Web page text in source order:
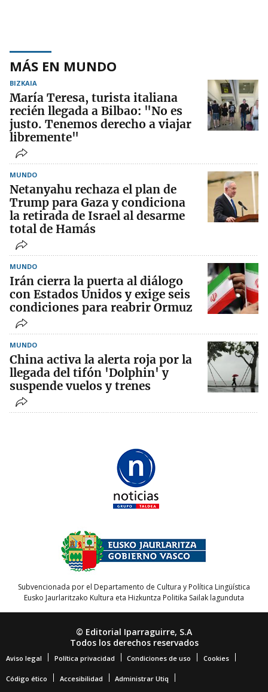
MÁS EN MUNDO
BIZKAIA
María Teresa, turista italiana
recién llegada a Bilbao: "No es
justo. Tenemos derecho a viajar
libremente"
MUNDO
Netanyahu rechaza el plan de
Trump para Gaza y condiciona
la retirada de Israel al desarme
total de Hamás
MUNDO
Irán cierra la puerta al diálogo
con Estados Unidos y exige seis
condiciones para reabrir Ormuz
MUNDO
China activa la alerta roja por la
llegada del tifón 'Dolphin' y
suspende vuelos y trenes
Subvencionada por el Departamento de Cultura y Política Lingüística
Eusko Jaurlaritzako Kultura eta Hizkuntza Politika Sailak lagunduta
© Editorial Iparraguirre, S.A
Todos los derechos reservados
Aviso legal Política privacidad Condiciones de uso Cookies
Código ético Accesibilidad Administrar Utiq